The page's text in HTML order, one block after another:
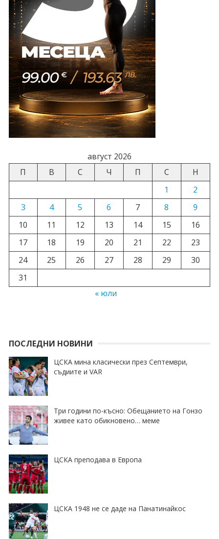
август 2026
П
В С Ч П С
Н
1
2
3
4 5 6 7 8
9
10
11 12 13 14 15
16
17
18 19 20 21 22
23
24
25 26 27 28 29
30
31
« юли
ПОСЛЕДНИ НОВИНИ
ЦСКА мина класически през Септември,
съдиите и VAR
Три години по-късно: Обещанието на Гонзо
живее като обикновено… меме
ЦСКА преподава в Европа
ЦСКА 1948 не се даде на Панатинайкос